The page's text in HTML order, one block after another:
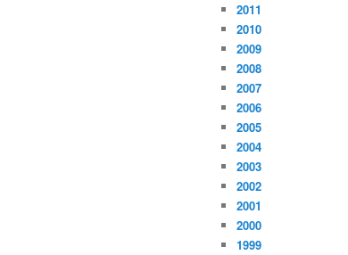
2011
2010
2009
2008
2007
2006
2005
2004
2003
2002
2001
2000
1999